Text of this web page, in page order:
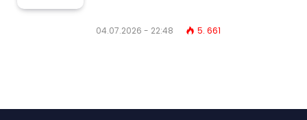
04.07.2026 - 22:48 5. 661